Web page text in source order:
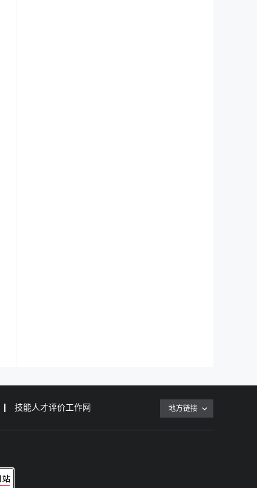
技能人才评价工作网 地方链接